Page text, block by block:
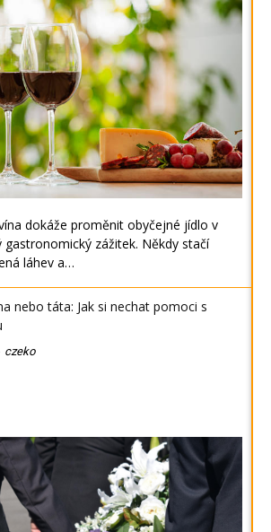
dokáže proměnit obyčejné jídlo v
zážitek. Někdy stačí
láhev a…
nebo táta: Jak si nechat pomoci s
czeko